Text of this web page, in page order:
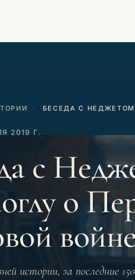
· БЕСЕДА С
2019 Г.
с
о
истории, за последние